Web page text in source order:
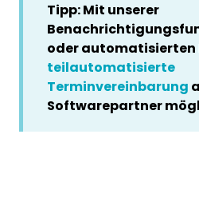
Tipp: Mit unserer
oder automatisierten
teilautomatisierte
Terminvereinbarung
Softwarepartner